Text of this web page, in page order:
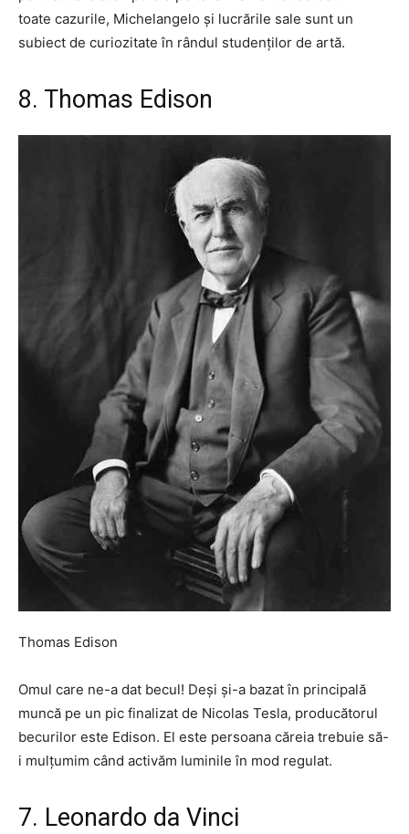
toate cazurile, Michelangelo și lucrările sale sunt un
subiect de curiozitate în rândul studenților de artă.
8. Thomas Edison
Thomas Edison
Omul care ne-a dat becul! Deși și-a bazat în principală
muncă pe un pic finalizat de Nicolas Tesla, producătorul
becurilor este Edison. El este persoana căreia trebuie să-
i mulțumim când activăm luminile în mod regulat.
7. Leonardo da Vinci